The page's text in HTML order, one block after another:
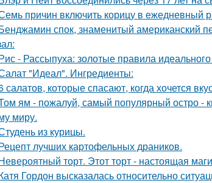
причин включить корицу в ежедневный
спок, знаменитый американский
- Рассыпуха: золотые правила
"Идеал". Ингредиенты:
салатов, которые спасают, когда хочется
ям - пожалуй, самый популярный остро -
миру.
из курицы.
лучших картофельных драников.
торт. Этот торт - настоящая
Гордон высказалась относительно